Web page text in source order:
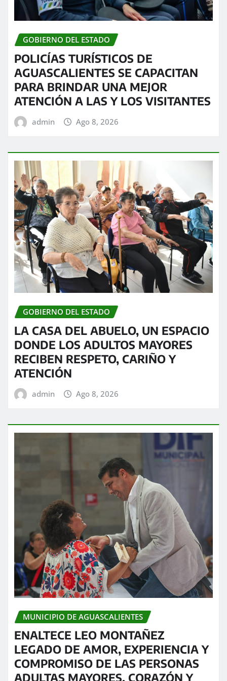
GOBIERNO DEL ESTADO
POLICÍAS TURÍSTICOS DE
AGUASCALIENTES SE CAPACITAN
PARA BRINDAR UNA MEJOR
ATENCIÓN A LAS Y LOS VISITANTES
admin Ago 8, 2026
GOBIERNO DEL ESTADO
LA CASA DEL ABUELO, UN ESPACIO
DONDE LOS ADULTOS MAYORES
RECIBEN RESPETO, CARIÑO Y
ATENCIÓN
admin Ago 8, 2026
MUNICIPIO DE AGUASCALIENTES
ENALTECE LEO MONTAÑEZ
LEGADO DE AMOR, EXPERIENCIA Y
COMPROMISO DE LAS PERSONAS
ADULTAS MAYORES, CORAZÓN Y